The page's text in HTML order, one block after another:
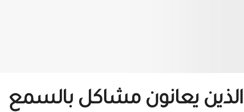
يعانون مشاكل بالسمع